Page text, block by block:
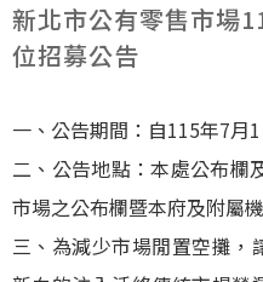
新北市公有零售市場
位招募公告
一、公告期間：自115年7月
二、公告地點：本處公布欄
市場之公布欄暨本府及附屬
三、為減少市場閒置空攤，